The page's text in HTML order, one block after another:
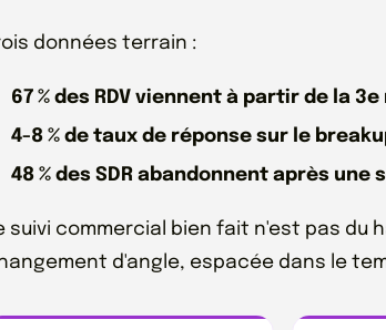
données terrain :
67 % des RDV viennent à partir de la
4-8 % de taux de réponse sur le
48 % des SDR abandonnent après une
suivi commercial bien fait n'est pas du
d'angle, espacée dans le